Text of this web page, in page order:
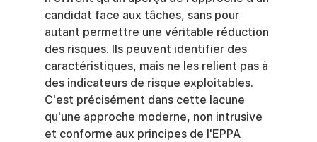
candidat face aux tâches, sans pour
autant permettre une véritable réduction
des risques. Ils peuvent identifier des
caractéristiques, mais ne les relient pas à
des indicateurs de risque exploitables.
C'est précisément dans cette lacune
qu'une approche moderne, non intrusive
et conforme aux principes de l'EPPA